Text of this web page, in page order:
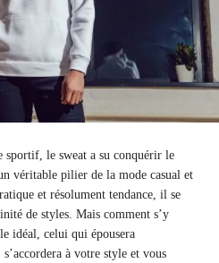
sportif, le sweat a su conquérir le
véritable pilier de la mode casual et
et résolument tendance, il se
de styles. Mais comment s’y
idéal, celui qui épousera
à votre style et vous